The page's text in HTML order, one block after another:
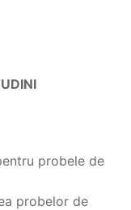
probele de
probelor de